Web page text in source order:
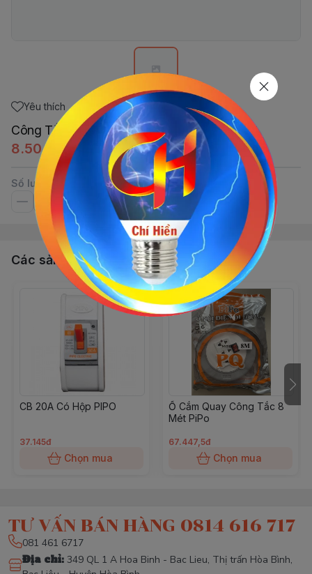
Yêu thích
Công Tắc Cao Cấp PiPo
8.504,25đ
Số lượng
Các sản phẩm, dịch vụ khác
CB 20A Có Hộp PIPO
37.145đ
Chọn mua
Ổ Cắm Quay Công Tắc 8
Mét PiPo
67.447,5đ
Chọn mua
TƯ VẤN BÁN HÀNG 0814 616 717
081 461 6717
Địa chỉ: 349 QL 1 A Hoa Binh - Bac Lieu, Thị trấn Hòa Bình,